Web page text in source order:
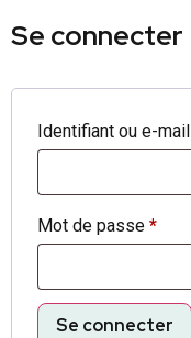
Se connecter
Identifiant ou e-mail
Mot de passe *
Se connecter